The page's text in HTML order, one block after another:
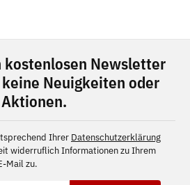
kostenlosen Newsletter
Neuigkeiten oder
Aktionen.
Ihrer Datenschutzerklärung
widerruflich Informationen zu Ihrem
Mail zu.